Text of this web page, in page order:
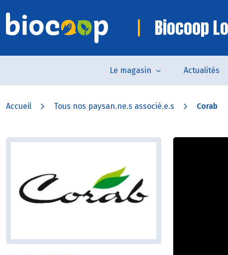
Biocoop
Le magasin Actualités
Accueil Tous nos paysan.ne.s associé.e.s Corab